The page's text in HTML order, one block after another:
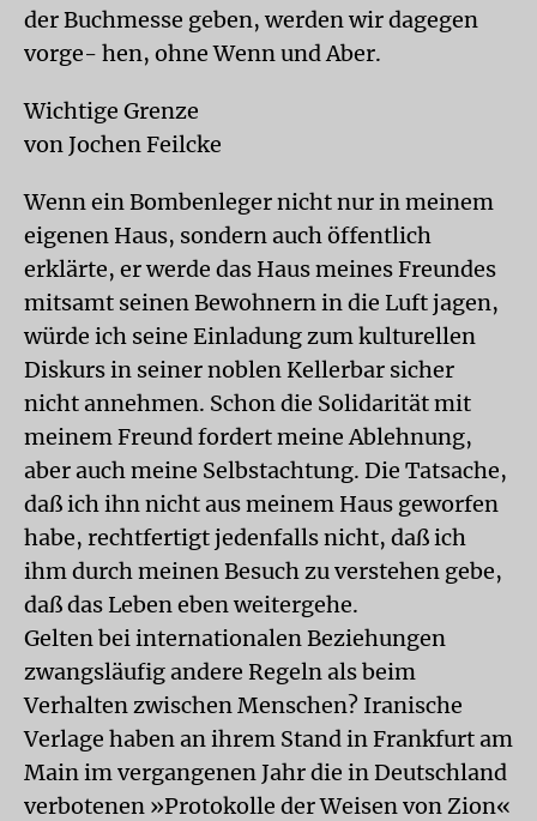
der Buchmesse geben, werden wir dagegen
vorge- hen, ohne Wenn und Aber.
Wichtige Grenze
von Jochen Feilcke
Wenn ein Bombenleger nicht nur in meinem
eigenen Haus, sondern auch öffentlich
erklärte, er werde das Haus meines Freundes
mitsamt seinen Bewohnern in die Luft jagen,
würde ich seine Einladung zum kulturellen
Diskurs in seiner noblen Kellerbar sicher
nicht annehmen. Schon die Solidarität mit
meinem Freund fordert meine Ablehnung,
aber auch meine Selbstachtung. Die Tatsache,
daß ich ihn nicht aus meinem Haus geworfen
habe, rechtfertigt jedenfalls nicht, daß ich
ihm durch meinen Besuch zu verstehen gebe,
daß das Leben eben weitergehe.
Gelten bei internationalen Beziehungen
zwangsläufig andere Regeln als beim
Verhalten zwischen Menschen? Iranische
Verlage haben an ihrem Stand in Frankfurt am
Main im vergangenen Jahr die in Deutschland
verbotenen »Protokolle der Weisen von Zion«